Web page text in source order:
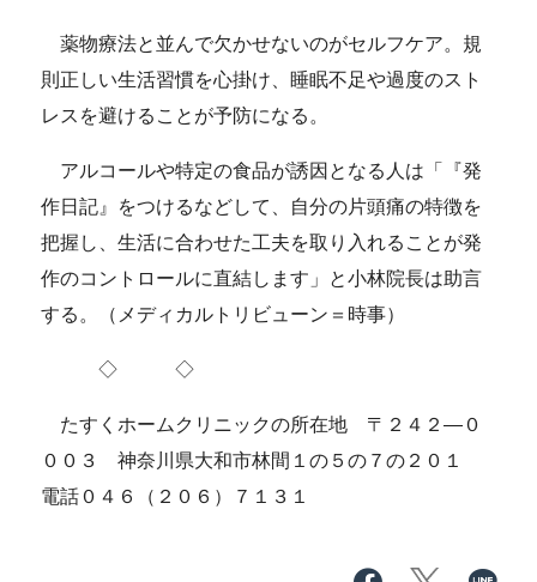
薬物療法と並んで欠かせないのがセルフケア。規
則正しい生活習慣を心掛け、睡眠不足や過度のスト
レスを避けることが予防になる。
アルコールや特定の食品が誘因となる人は「『発
作日記』をつけるなどして、自分の片頭痛の特徴を
把握し、生活に合わせた工夫を取り入れることが発
作のコントロールに直結します」と小林院長は助言
する。（メディカルトリビューン＝時事）
◇ ◇
たすくホームクリニックの所在地 〒２４２―０
００３ 神奈川県大和市林間１の５の７の２０１
電話０４６（２０６）７１３１